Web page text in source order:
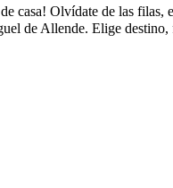
casa! Olvídate de las
de Allende. Elige destino,